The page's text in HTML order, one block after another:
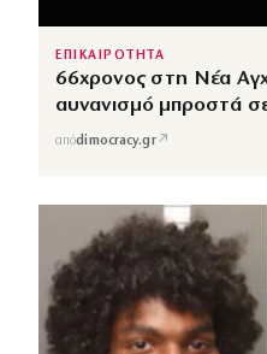
ΕΠΙΚΑΙΡΟΤΗΤΑ
66χρονος στη Νέα
αυνανισμό μπροστά
απόdimocracy.gr↗